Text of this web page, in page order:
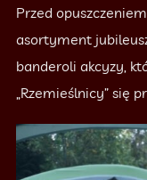
Przed
asortyment
banderoli akcyzy,
„Rzemieślnicy” się